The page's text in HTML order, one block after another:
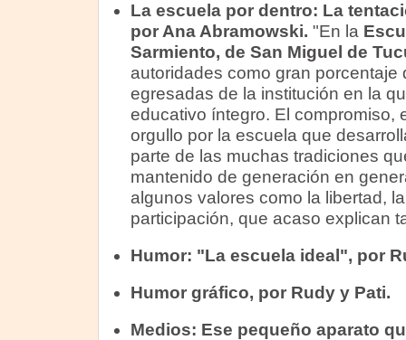
La escuela por dentro: La
por Ana Abramowski. "En la
Sarmiento, de San Miguel de
autoridades como gran porcentaje
egresadas de la institución en la
educativo íntegro. El compromiso,
orgullo por la escuela que
parte de las muchas tradiciones
mantenido de generación en
algunos valores como la libertad,
participación, que acaso explican
Humor: "La escuela ideal", por
Humor gráfico, por Rudy y Pati.
Medios: Ese pequeño aparato